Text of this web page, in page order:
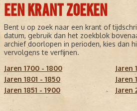
EEN KRANT ZOEKEN
Bent u op zoek naar een krant of
datum, gebruik dan het zoekblok
archief doorlopen in perioden, kies dan
vervolgens te verfijnen.
Jaren 1700 - 1800
Jaren 1801 - 1850
Jaren 1851 - 1900
Jaren
Jaren
Jaren